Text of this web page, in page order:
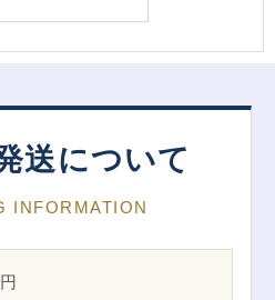
送について
INFORMATION